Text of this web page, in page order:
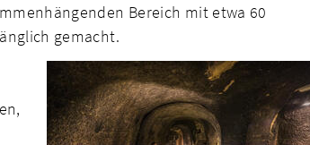
Bereich mit etwa 60
gemacht.